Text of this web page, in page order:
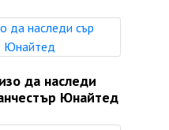
да наследи
Юнайтед